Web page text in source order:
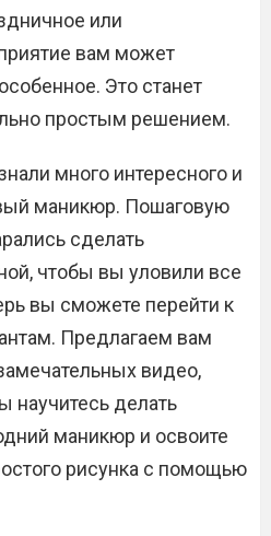
или
вам может
Это станет
простым решением.
много интересного и
маникюр. Пошаговую
сделать
чтобы вы уловили все
вы сможете перейти к
Предлагаем вам
видео,
научитесь делать
маникюр и освоите
рисунка с помощью